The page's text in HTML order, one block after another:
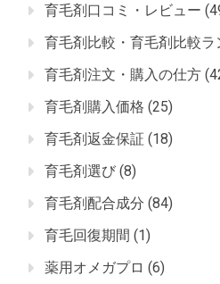
育毛剤口コミ・レビュー
育毛剤比較・育毛剤比較ラ
育毛剤注文・購入の仕方
育毛剤購入価格 (25)
育毛剤返金保証 (18)
育毛剤選び (8)
育毛剤配合成分 (84)
育毛回復期間 (1)
薬用オメガプロ (6)